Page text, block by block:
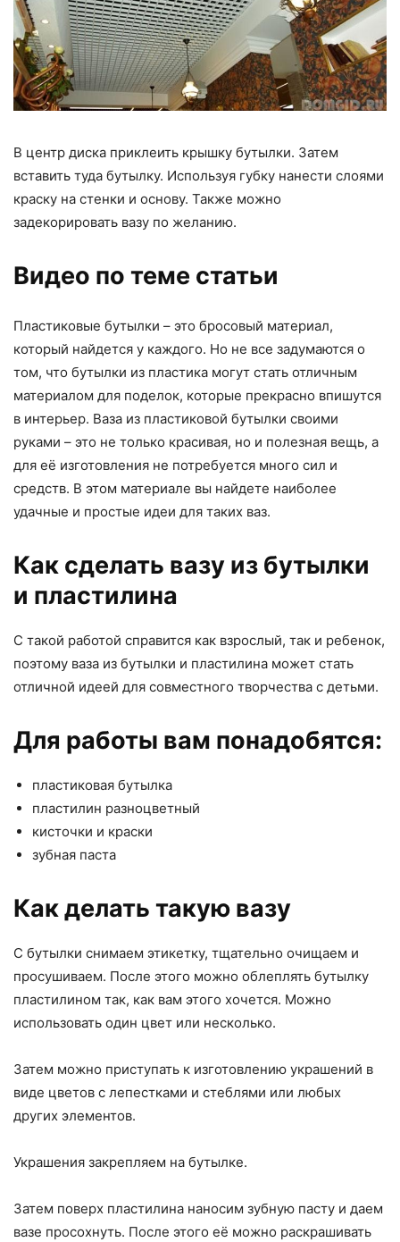
В центр диска приклеить крышку бутылки. Затем
вставить туда бутылку. Используя губку нанести слоями
краску на стенки и основу. Также можно
задекорировать вазу по желанию.
Видео по теме статьи
Пластиковые бутылки – это бросовый материал,
который найдется у каждого. Но не все задумаются о
том, что бутылки из пластика могут стать отличным
материалом для поделок, которые прекрасно впишутся
в интерьер. Ваза из пластиковой бутылки своими
руками – это не только красивая, но и полезная вещь, а
для её изготовления не потребуется много сил и
средств. В этом материале вы найдете наиболее
удачные и простые идеи для таких ваз.
Как сделать вазу из бутылки
и пластилина
С такой работой справится как взрослый, так и ребенок,
поэтому ваза из бутылки и пластилина может стать
отличной идеей для совместного творчества с детьми.
Для работы вам понадобятся:
пластиковая бутылка
пластилин разноцветный
кисточки и краски
зубная паста
Как делать такую вазу
С бутылки снимаем этикетку, тщательно очищаем и
просушиваем. После этого можно облеплять бутылку
пластилином так, как вам этого хочется. Можно
использовать один цвет или несколько.
Затем можно приступать к изготовлению украшений в
виде цветов с лепестками и стеблями или любых
других элементов.
Украшения закрепляем на бутылке.
Затем поверх пластилина наносим зубную пасту и даем
вазе просохнуть. После этого её можно раскрашивать